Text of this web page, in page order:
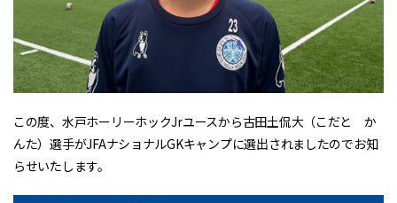
この度、水戸ホーリーホックJrユースから古田土侃大（こだと か
んた）選手がJFAナショナルGKキャンプに選出されましたのでお知
らせいたします。